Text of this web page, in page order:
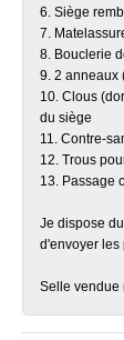
6. Siège
7.
8. Bouclerie
9. 2 anneaux
10. Clous
du siège
11. Contre-
12. Trous
13. Passage
Je dispose
d'envoyer les
Selle vendue